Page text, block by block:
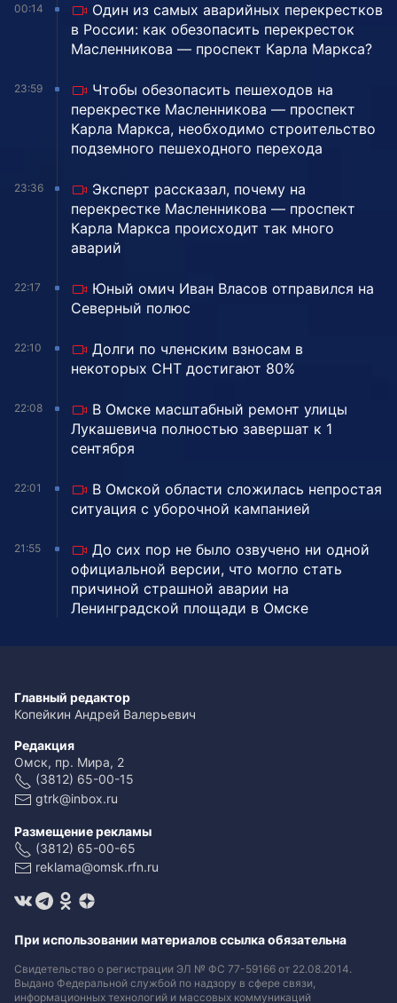
00:14
Один из самых аварийных перекрестков
в России: как обезопасить перекресток
Масленникова — проспект Карла Маркса?
23:59
Чтобы обезопасить пешеходов на
перекрестке Масленникова — проспект
Карла Маркса, необходимо строительство
подземного пешеходного перехода
23:36
Эксперт рассказал, почему на
перекрестке Масленникова — проспект
Карла Маркса происходит так много
аварий
22:17
Юный омич Иван Власов отправился на
Северный полюс
22:10
Долги по членским взносам в
некоторых СНТ достигают 80%
22:08
В Омске масштабный ремонт улицы
Лукашевича полностью завершат к 1
сентября
22:01
В Омской области сложилась непростая
ситуация с уборочной кампанией
21:55
До сих пор не было озвучено ни одной
официальной версии, что могло стать
причиной страшной аварии на
Ленинградской площади в Омске
Главный редактор
Копейкин Андрей Валерьевич
Редакция
Омск, пр. Мира, 2
(3812) 65-00-15
gtrk@inbox.ru
Размещение рекламы
(3812) 65-00-65
reklama@omsk.rfn.ru
При использовании материалов ссылка обязательна
Свидетельство о регистрации ЭЛ № ФС 77-59166 от 22.08.2014.
Выдано Федеральной службой по надзору в сфере связи,
информационных технологий и массовых коммуникаций